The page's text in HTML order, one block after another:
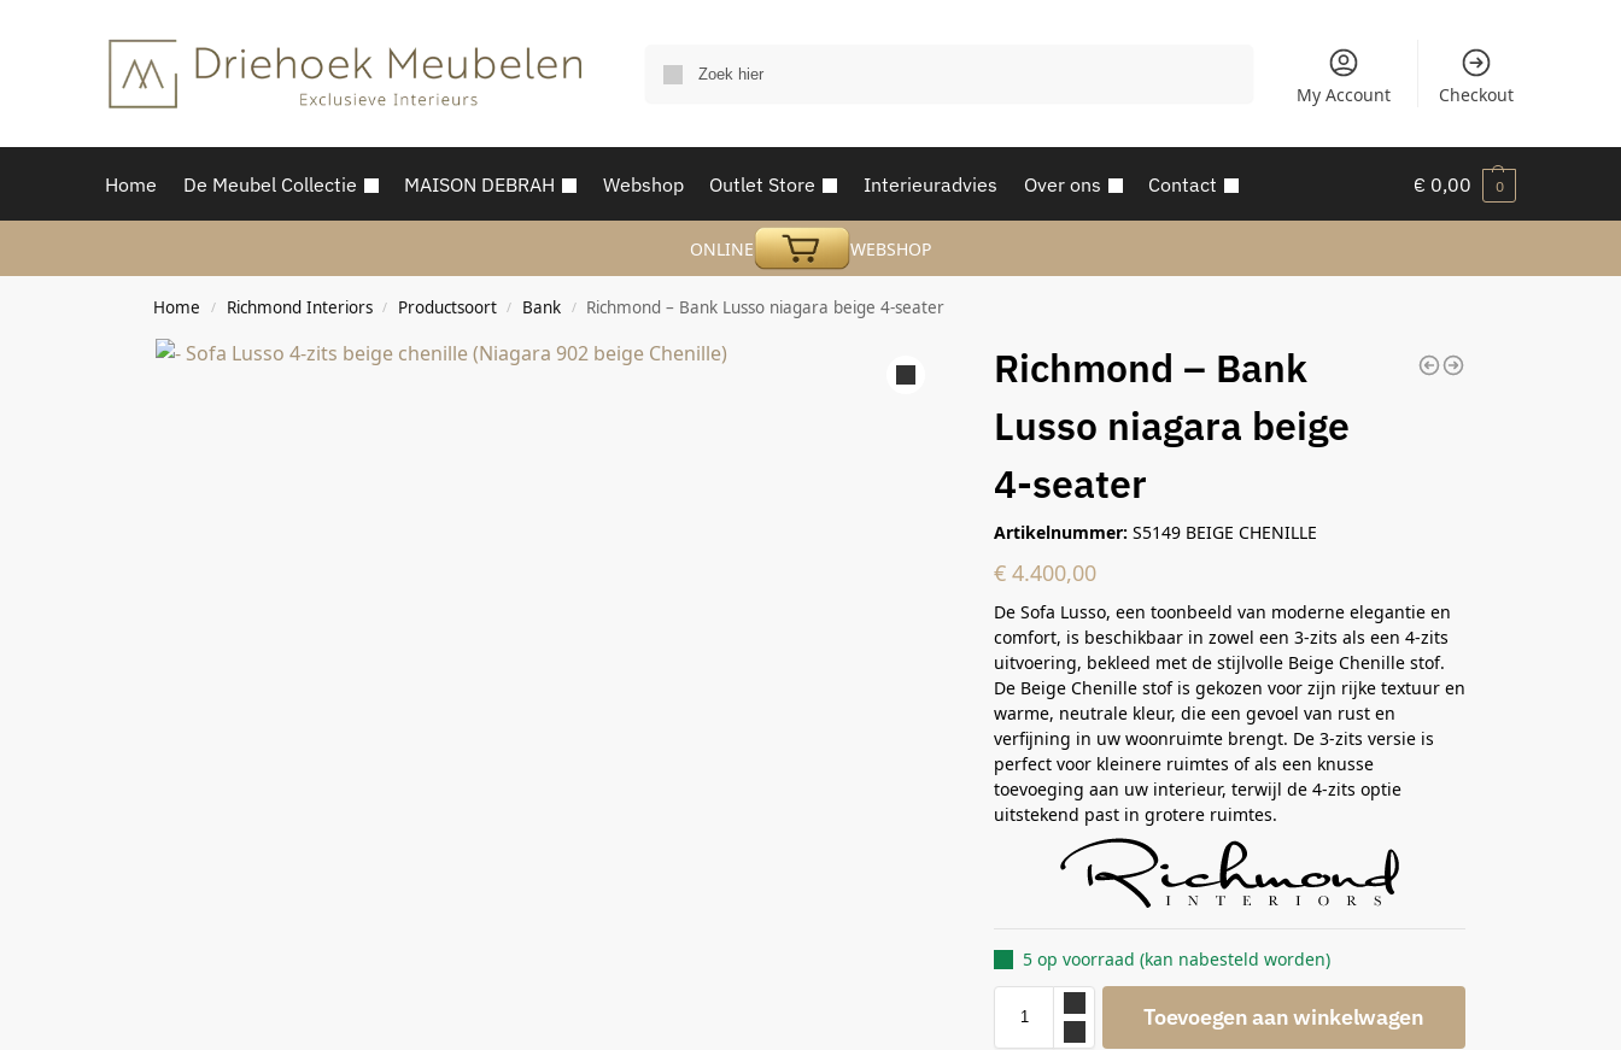
My Account Checkout
Home De Meubel Collectie MAISON DEBRAH Webshop Outlet Store Interieuradvies Over ons Contact € 0,00 0
ONLINE WEBSHOP
Home / Richmond Interiors / Productsoort / Bank / Richmond – Bank Lusso niagara beige 4-seater
Richmond – Bank
Lusso niagara beige
4-seater
Artikelnummer: S5149 BEIGE CHENILLE
€ 4.400,00
De Sofa Lusso, een toonbeeld van moderne elegantie en
comfort, is beschikbaar in zowel een 3-zits als een 4-zits
uitvoering, bekleed met de stijlvolle Beige Chenille stof.
De Beige Chenille stof is gekozen voor zijn rijke textuur en
warme, neutrale kleur, die een gevoel van rust en
verfijning in uw woonruimte brengt. De 3-zits versie is
perfect voor kleinere ruimtes of als een knusse
toevoeging aan uw interieur, terwijl de 4-zits optie
uitstekend past in grotere ruimtes.
5 op voorraad (kan nabesteld worden)
Toevoegen aan winkelwagen